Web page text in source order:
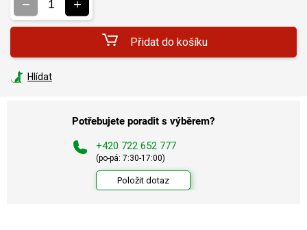
Přidat do košíku
Hlídat
Potřebujete poradit s výběrem?
+420 722 652 777
(po-pá: 7:30-17:00)
Položit dotaz